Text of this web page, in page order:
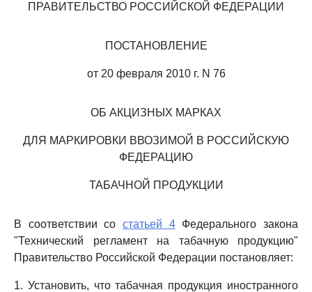
ПРАВИТЕЛЬСТВО РОССИЙСКОЙ ФЕДЕРАЦИИ
ПОСТАНОВЛЕНИЕ
от 20 февраля 2010 г. N 76
ОБ АКЦИЗНЫХ МАРКАХ
ДЛЯ МАРКИРОВКИ ВВОЗИМОЙ В РОССИЙСКУЮ
ФЕДЕРАЦИЮ
ТАБАЧНОЙ ПРОДУКЦИИ
В соответствии со статьей 4Федерального закона
"Технический регламент на табачную продукцию"
Правительство Российской Федерации постановляет:
1. Установить, что табачная продукция иностранного